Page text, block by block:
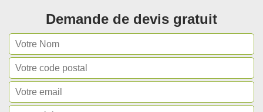
Demande de devis gratuit